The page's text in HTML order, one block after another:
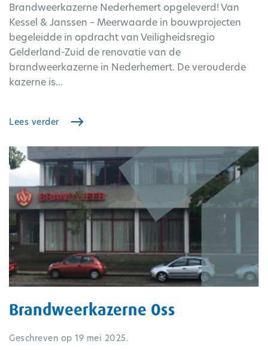
Brandweerkazerne Nederhemert opgeleverd! Van
Kessel & Janssen – Meerwaarde in bouwprojecten
begeleidde in opdracht van Veiligheidsregio
Gelderland-Zuid de renovatie van de
brandweerkazerne in Nederhemert. De verouderde
kazerne is...
Lees verder
Brandweerkazerne Oss
Geschreven op 19 mei 2025.